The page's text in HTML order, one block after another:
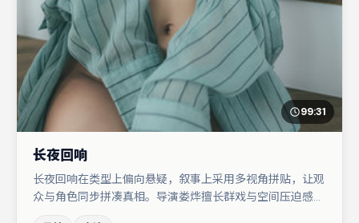
99:31
长夜回响
长夜回响在类型上偏向悬疑，叙事上采用多视角拼贴，让观
众与角色同步拼凑真相。导演娄烨擅长群戏与空间压迫感，